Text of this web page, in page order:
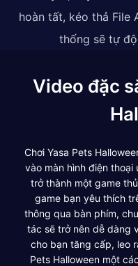
hoàn tất, kéo thả File
thống sẽ tự
Video đặc
Chơi Yasa Pets
vào màn hình điện thoại
trở thành một game
game bạn yêu thích
thông qua bàn phím,
tác sẽ trở nên dễ dàng
cho bạn tăng cấp, leo
Pets Halloween một